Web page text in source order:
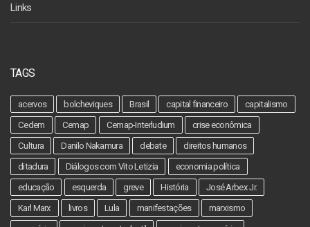
Links
TAGS
acervos bolcheviques Brasil capital financeiro
capitalismo
Cedem
Cemap Cemap-Interludium
crise econômica
Cultura
Danilo Nakamura debate
direitos humanos
ditadura
Diálogos com Vito Letizia
economia política
educação
esquerda greve História
José Arbex Jr.
Karl Marx
livros Lula manifestações
marxismo